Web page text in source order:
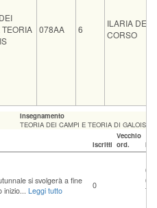
078AA 6
ILARIA DEL
CORSO
Insegnamento
TEORIA DEI CAMPI E TEORIA DI GALOIS
Iscritti
Vecchio
ord.
si svolgerà a fine
inizio... Leggi tutto
0